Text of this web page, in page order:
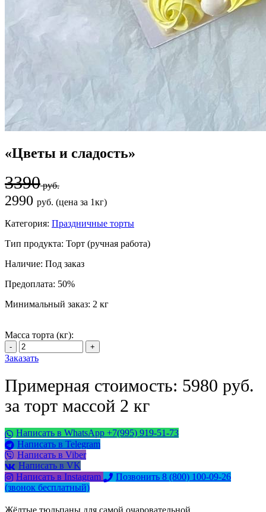
«Цветы и сладость»
3390руб.
2990 руб. (цена за 1кг)
Категория: Праздничные торты
Тип продукта: Торт (ручная работа)
Наличие: Под заказ
Предоплата: 50%
Минимальный заказ: 2 кг
Масса торта (кг):
Заказать
Примерная стоимость: 5980 руб.
за торт массой 2 кг
Написать в WhatsApp +7(995) 919-51-73
Написать в Telegram
Написать в Viber
Написать в VK
Написать в Instagram
Позвонить 8 (800) 100-09-26
(звонок бесплатный)
Жёлтые тюльпаны для самой очаровательной.